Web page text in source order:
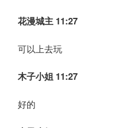
花漫城主 11:27
可以上去玩
木子小姐 11:27
好的